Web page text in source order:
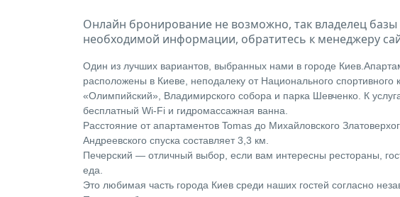
Онлайн бронирование не возможно, так владелец базы
необходимой информации, обратитесь к менеджеру
Один из лучших вариантов, выбранных нами в городе
расположены в Киеве, неподалеку от Национального спортивного
«Олимпийский», Владимирского собора и парка Шевченко. К
бесплатный Wi-Fi и гидромассажная ванна.
Расстояние от апартаментов Tomas до Михайловского
Андреевского спуска составляет 3,3 км.
Печерский — отличный выбор, если вам интересны рестораны,
еда.
Это любимая часть города Киев среди наших гостей согласно